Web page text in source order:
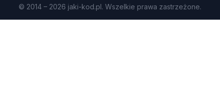
© 2014 – 2026 jaki-kod.pl. Wszelkie prawa zastrzeżone.